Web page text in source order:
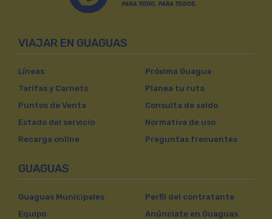
VIAJAR EN GUAGUAS
Líneas
Tarifas y Carnets
Puntos de Venta
Estado del servicio
Recarga online
Próxima Guagua
Planea tu ruta
Consulta de saldo
Normativa de uso
Preguntas frecuentes
GUAGUAS
Guaguas Municipales
Equipo
Perfil del contratante
Anúnciate en Guaguas